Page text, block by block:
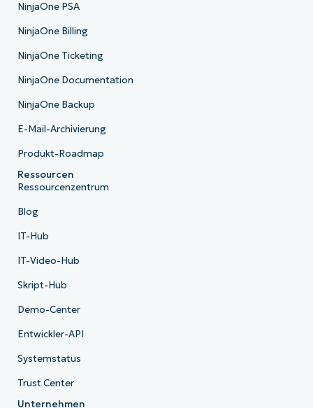
NinjaOne PSA
NinjaOne Billing
NinjaOne Ticketing
NinjaOne Documentation
NinjaOne Backup
E-Mail-Archivierung
Produkt-Roadmap
Ressourcen
Ressourcenzentrum
Blog
IT-Hub
IT-Video-Hub
Skript-Hub
Demo-Center
Entwickler-API
Systemstatus
Trust Center
Unternehmen